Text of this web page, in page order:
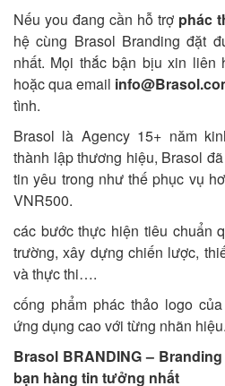
Nếu you đang cần hỗ trợ phác
hệ cùng Brasol Branding đặt
nhất. Mọi thắc bận bịu xin
hoặc qua email
tình.
Brasol là Agency 15+ năm
thành lập thương hiệu, Brasol
tin yêu trong như thế phục vụ
VNR500.
các bước thực hiện tiêu chuẩn
trường, xây dựng chiến lược,
và thực thi….
cống phẩm phác thảo logo
ứng dụng cao với từng nhãn hiệu.
Brasol BRANDING –
bạn hàng tin tưởng nhất